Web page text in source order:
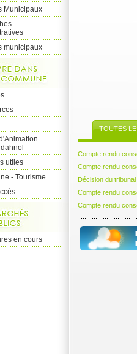
Municipaux
municipaux
utiles
- Tourisme
en cours
TOUTES
Compte rendu
Compte rendu
Décision du
Compte rendu
Compte rendu